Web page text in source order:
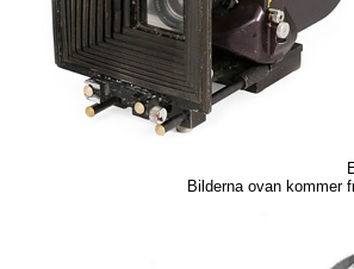
Bilderna ovan kommer